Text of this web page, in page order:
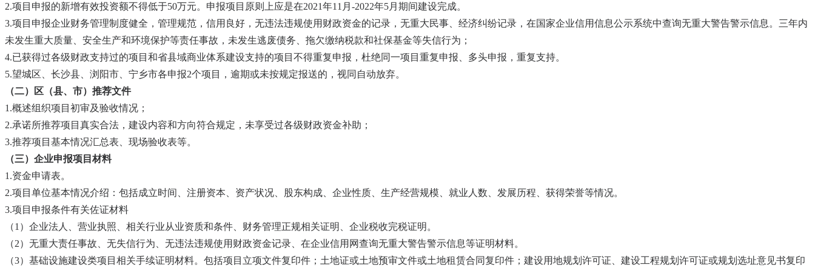
2.项目申报的新增有效投资额不得低于50万元。申报项目原则上应是在2021年11月-2022年5月期间建设完成。
3.项目申报企业财务管理制度健全，管理规范，信用良好，无违法违规使用财政资金的记录，无重大民事、经济纠纷记录，在国家企业信用信息公示系统中查询无重大警告警示信息。三年内
未发生重大质量、安全生产和环境保护等责任事故，未发生逃废债务、拖欠缴纳税款和社保基金等失信行为；
4.已获得过各级财政支持过的项目和省县域商业体系建设支持的项目不得重复申报，杜绝同一项目重复申报、多头申报，重复支持。
5.望城区、长沙县、浏阳市、宁乡市各申报2个项目，逾期或未按规定报送的，视同自动放弃。
（二）区（县、市）推荐文件
1.概述组织项目初审及验收情况；
2.承诺所推荐项目真实合法，建设内容和方向符合规定，未享受过各级财政资金补助；
3.推荐项目基本情况汇总表、现场验收表等。
（三）企业申报项目材料
1.资金申请表。
2.项目单位基本情况介绍：包括成立时间、注册资本、资产状况、股东构成、企业性质、生产经营规模、就业人数、发展历程、获得荣誉等情况。
3.项目申报条件有关佐证材料
（1）企业法人、营业执照、相关行业从业资质和条件、财务管理正规相关证明、企业税收完税证明。
（2）无重大责任事故、无失信行为、无违法违规使用财政资金记录、在企业信用网查询无重大警告警示信息等证明材料。
（3）基础设施建设类项目相关手续证明材料。包括项目立项文件复印件；土地证或土地预审文件或土地租赁合同复印件；建设用地规划许可证、建设工程规划许可证或规划选址意见书复印